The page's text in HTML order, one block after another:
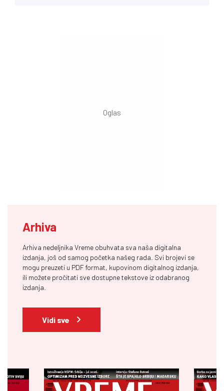
Arhiva
Arhiva nedeljnika Vreme obuhvata sva naša digitalna
izdanja, još od samog početka našeg rada. Svi brojevi se
mogu preuzeti u PDF format, kupovinom digitalnog izdanja,
ili možete pročitati sve dostupne tekstove iz odabranog
izdanja.
Vidi sve